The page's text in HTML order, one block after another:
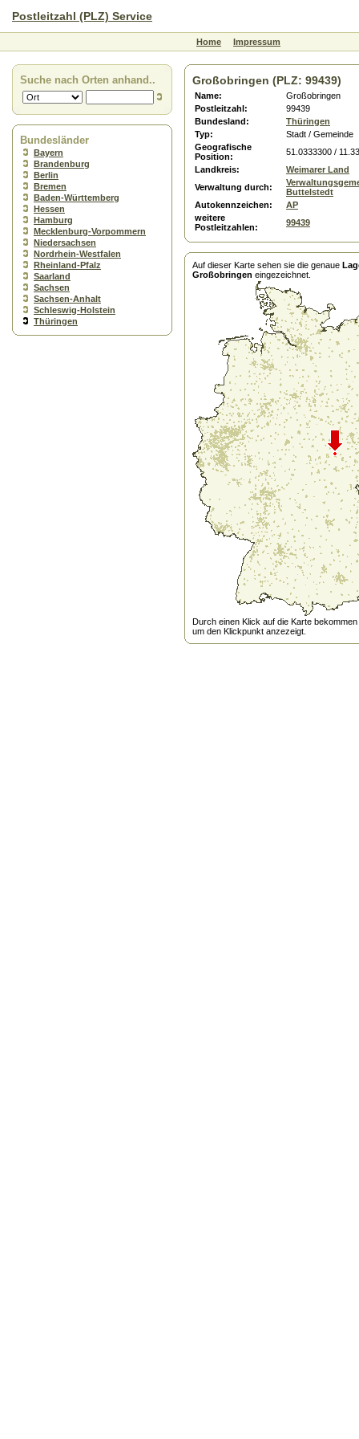
Postleitzahl (PLZ) Service
Home Impressum
Suche nach Orten anhand..
Bundesländer
Bayern
Brandenburg
Berlin
Bremen
Baden-Württemberg
Hessen
Hamburg
Mecklenburg-Vorpommern
Niedersachsen
Nordrhein-Westfalen
Rheinland-Pfalz
Saarland
Sachsen
Sachsen-Anhalt
Schleswig-Holstein
Thüringen
Großobringen (PLZ: 99439)
Name:
Großobringen
Postleitzahl:
99439
Bundesland:
Thüringen
Typ:
Stadt / Gemeinde
Geografische
Position:
51.0333300 /
Landkreis:
Weimarer Land
Verwaltung durch:
Buttelstedt
Autokennzeichen:
AP
weitere
Postleitzahlen:
99439
Auf dieser Karte sehen sie die genaue
Großobringen eingezeichnet.
Durch einen Klick auf die Karte
um den Klickpunkt anzezeigt.